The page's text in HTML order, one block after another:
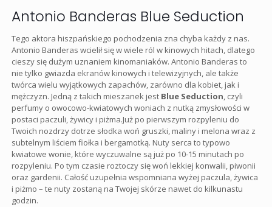
Antonio Banderas Blue Seduction
Tego aktora hiszpańskiego pochodzenia zna chyba każdy z nas.
Antonio Banderas wcielił się w wiele ról w kinowych hitach, dlatego
cieszy się dużym uznaniem kinomaniaków. Antonio Banderas to
nie tylko gwiazda ekranów kinowych i telewizyjnych, ale także
twórca wielu wyjątkowych zapachów, zarówno dla kobiet, jak i
mężczyzn. Jedną z takich mieszanek jest Blue Seduction, czyli
perfumy o owocowo-kwiatowych woniach z nutką zmysłowości w
postaci paczuli, żywicy i piżma.Już po pierwszym rozpyleniu do
Twoich nozdrzy dotrze słodka woń gruszki, maliny i melona wraz z
subtelnym liściem fiołka i bergamotką. Nuty serca to typowo
kwiatowe wonie, które wyczuwalne są już po 10-15 minutach po
rozpyleniu. Po tym czasie roztoczy się woń lekkiej konwalii, piwonii
oraz gardenii. Całość uzupełnia wspomniana wyżej paczula, żywica
i piżmo – te nuty zostaną na Twojej skórze nawet do kilkunastu
godzin.